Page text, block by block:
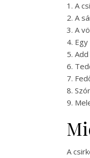
1. A
2. A
3. A
4.
5.
6.
7.
8.
9.
A